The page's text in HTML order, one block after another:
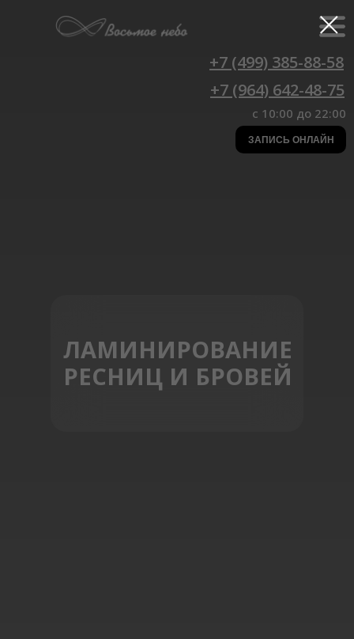
c 10:00 до 22:00
+7 (964) 642-48-75
+7 (499) 385-88-58
ЗАПИСЬ ОНЛАЙН
ЛАМИНИРОВАНИЕ
РЕСНИЦ И БРОВЕЙ